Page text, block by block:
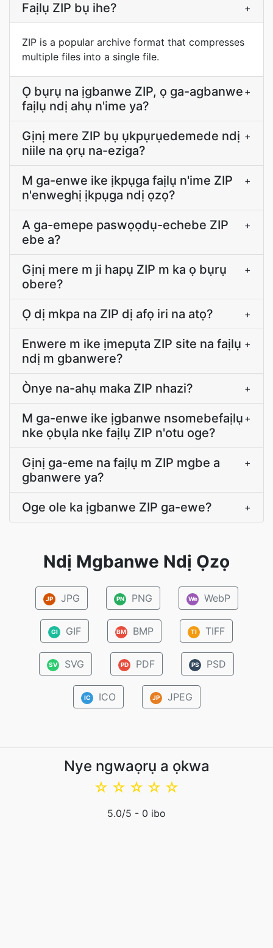
Faịlụ ZIP bụ ihe? +
ZIP is a popular archive format that compresses
multiple files into a single file.
Ọ bụrụ na ịgbanwe ZIP, ọ ga-agbanwe
faịlụ ndị ahụ n'ime ya?
+
Gịnị mere ZIP bụ ụkpụrụedemede ndị
niile na ọrụ na-eziga?
+
M ga-enwe ike ịkpụga faịlụ n'ime ZIP
n'enweghị ịkpụga ndị ọzọ?
+
A ga-emepe paswọọdụ-echebe ZIP
ebe a?
+
Gịnị mere m ji hapụ ZIP m ka ọ bụrụ
obere?
+
Ọ dị mkpa na ZIP dị afọ iri na atọ? +
Enwere m ike ịmepụta ZIP site na faịlụ
ndị m gbanwere?
+
Ònye na-ahụ maka ZIP nhazi? +
M ga-enwe ike ịgbanwe nsomebefaịlụ
nke ọbụla nke faịlụ ZIP n'otu oge?
+
Gịnị ga-eme na faịlụ m ZIP mgbe a
gbanwere ya?
+
Oge ole ka ịgbanwe ZIP ga-ewe? +
Ndị Mgbanwe Ndị Ọzọ
JP JPG PN PNG We WebP
GI GIF BM BMP TI TIFF
SV SVG PD PDF PS PSD
IC ICO JP JPEG
Nye ngwaọrụ a ọkwa
☆
☆
☆
☆
☆
5.0/5 - 0 ibo